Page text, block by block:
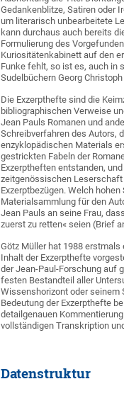
Gedankenblitze, Satiren oder
um literarisch unbearbeitete
kann durchaus auch bereits
Formulierung des
Kuriositätenkabinett auf den
Funke fehlt, so ist es, auch in
Sudelbüchern Georg
Die Exzerpthefte sind die
bibliographischen Verweise
Jean Pauls Romanen und
Schreibverfahren des Autors,
enzyklopädischen Materials
gestrickten Fabeln der
Exzerptheften entstanden,
zeitgenössischen
Exzerptbezügen. Welch
Materialsammlung für den
Jean Pauls an seine Frau,
zuerst zu retten« seien (Brief
Götz Müller hat 1988
Inhalt der Exzerpthefte
der Jean-Paul-Forschung auf
festen Bestandteil aller
Wissenshorizont oder seinem
Bedeutung der Exzerpthefte
detailgenauen
vollständigen Transkription
Datenstruktur